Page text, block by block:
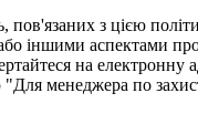
пов'язаних з цією
іншими аспектами
на електронну
менеджера по